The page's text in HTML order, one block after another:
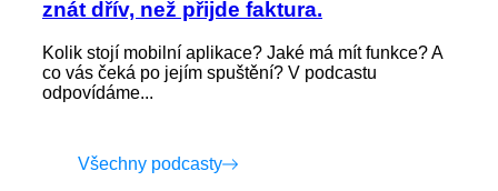
znát dřív, než přijde faktura.
Kolik stojí mobilní aplikace? Jaké má mít funkce? A
co vás čeká po jejím spuštění? V podcastu
odpovídáme...
Všechny podcasty